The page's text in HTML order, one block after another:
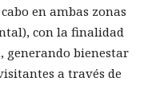
en ambas zonas
con la finalidad
generando bienestar
a través de